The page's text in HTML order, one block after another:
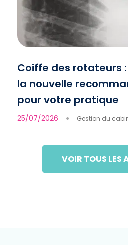
Coiffe des rotateurs
la nouvelle
pour votre pratique
25/07/2026 ● Gestion du
VOIR TOUS LES